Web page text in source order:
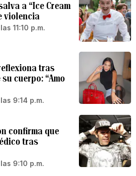
a “Ice Cream
violencia
11:10 p.m.
tras
cuerpo: “Amo
9:14 p.m.
confirma que
tras
9:10 p.m.